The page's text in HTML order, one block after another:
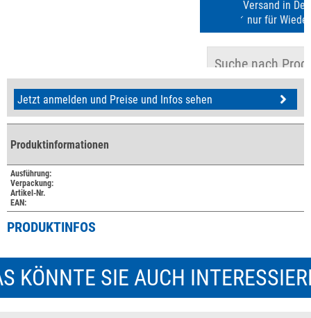
Jetzt anmelden und Preise und Infos sehen
Produktinformationen
Ausführung:
Verpackung:
Artikel-Nr.
EAN:
PRODUKTINFOS
KÖNNTE SIE AUCH